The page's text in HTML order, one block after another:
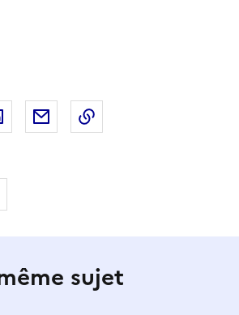
sur X (anciennement Twitter)
Partager sur LinkedIn
Partager par email
sujet